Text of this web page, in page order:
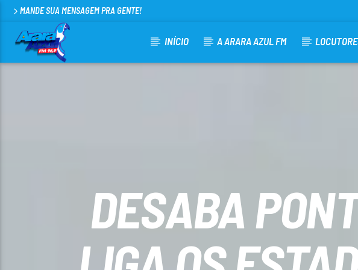
MANDE SUA MENSAGEM PRA GENTE!
INÍCIO A ARARA AZUL FM
DESABA